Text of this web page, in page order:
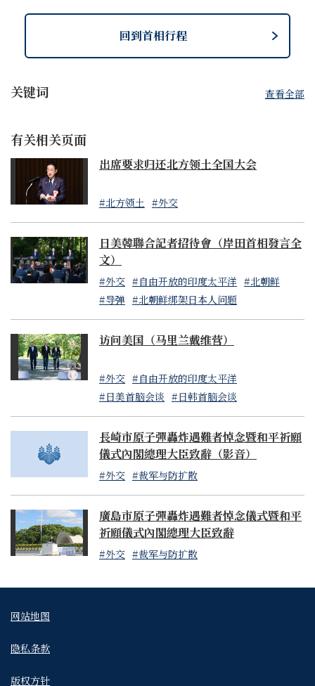
关键词 查看全部
有关相关页面
出席要求归还北方领土全国大会
#北方领土 #外交
日美韓聯合記者招待會（岸田首相發言全
文）
#外交 #自由开放的印度太平洋 #北朝鲜
#导弹 #北朝鲜绑架日本人问题
访问美国（马里兰戴维营）
#外交 #自由开放的印度太平洋
#日美首脑会谈 #日韩首脑会谈
長崎市原子彈轟炸遇難者悼念暨和平祈願
儀式內閣總理大臣致辭（影音）
#外交 #裁军与防扩散
廣島市原子彈轟炸遇難者悼念儀式暨和平
祈願儀式內閣總理大臣致辭
#外交 #裁军与防扩散
回到首相行程
网站地图
隐私条款
版权方针